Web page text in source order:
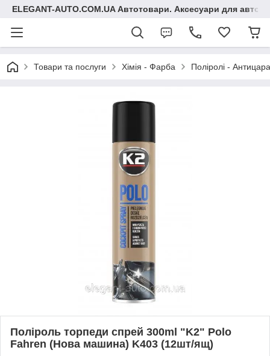
ELEGANT-AUTO.COM.UA Автотовари. Аксесуари для авто
Товари та послуги Хімія - Фарба Поліролі -
Поліроль торпеди спрей 300ml "K2" Polo
Fahren (Нова машина) K403 (12шт/ящ)